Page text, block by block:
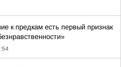
к предкам есть первый признак